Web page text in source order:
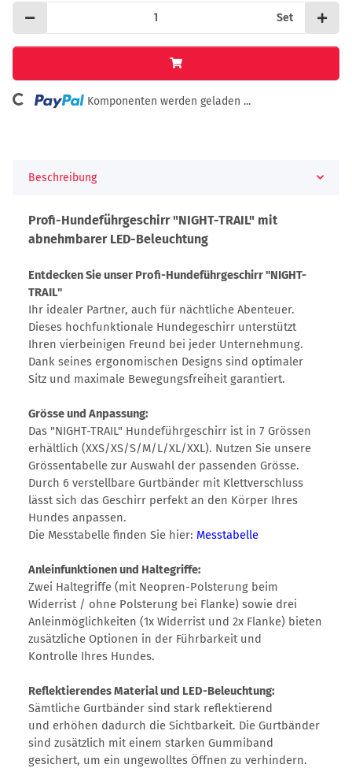
Set
Loading... Komponenten werden geladen ...
Beschreibung
Profi-Hundeführgeschirr "NIGHT-TRAIL" mit
abnehmbarer LED-Beleuchtung
Entdecken Sie unser Profi-Hundeführgeschirr "NIGHT-
TRAIL"
Ihr idealer Partner, auch für nächtliche Abenteuer.
Dieses hochfunktionale Hundegeschirr unterstützt
Ihren vierbeinigen Freund bei jeder Unternehmung.
Dank seines ergonomischen Designs sind optimaler
Sitz und maximale Bewegungsfreiheit garantiert.
Grösse und Anpassung:
Das "NIGHT-TRAIL" Hundeführgeschirr ist in 7 Grössen
erhältlich (XXS/XS/S/M/L/XL/XXL). Nutzen Sie unsere
Grössentabelle zur Auswahl der passenden Grösse.
Durch 6 verstellbare Gurtbänder mit Klettverschluss
lässt sich das Geschirr perfekt an den Körper Ihres
Hundes anpassen.
Die Messtabelle finden Sie hier: Messtabelle
Anleinfunktionen und Haltegriffe:
Zwei Haltegriffe (mit Neopren-Polsterung beim
Widerrist / ohne Polsterung bei Flanke) sowie drei
Anleinmöglichkeiten (1x Widerrist und 2x Flanke) bieten
zusätzliche Optionen in der Führbarkeit und
Kontrolle Ihres Hundes.
Reflektierendes Material und LED-Beleuchtung:
Sämtliche Gurtbänder sind stark reflektierend
und erhöhen dadurch die Sichtbarkeit. Die Gurtbänder
sind zusätzlich mit einem starken Gummiband
gesichert, um ein ungewolltes Öffnen zu verhindern.